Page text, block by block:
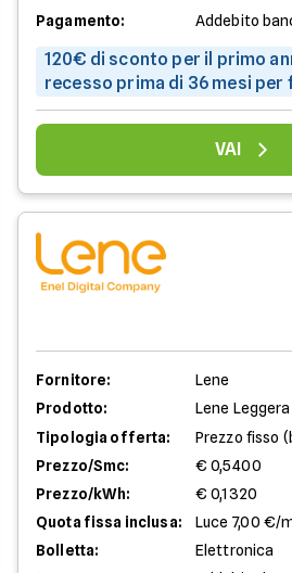
Pagamento:
Addebito
120€ di sconto per il primo
recesso prima di 36 mesi
VAI
Fornitore:
Lene
Prodotto:
Lene
Tipologia offerta:
Prezzo fisso
Prezzo/Smc:
€ 0,5400
Prezzo/kWh:
€ 0,1320
Quota fissa inclusa:
Luce 7,00 €/
Bolletta:
Elettronica